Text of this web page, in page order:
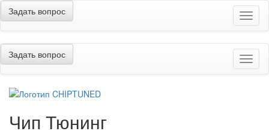
Меню
Задать вопрос
Меню
Задать вопрос
Чип Тюнинг